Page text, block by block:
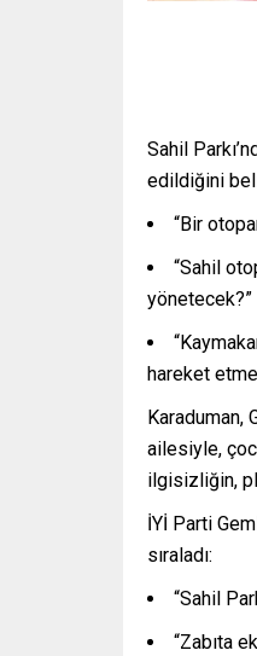
Sahil
edildiğini
“Bir
“Sahil
yönetecek?”
hareket
Karaduman,
ailesiyle,
ilgisizliğin,
İYİ Parti
sıraladı:
“Sahil
“Zabıta